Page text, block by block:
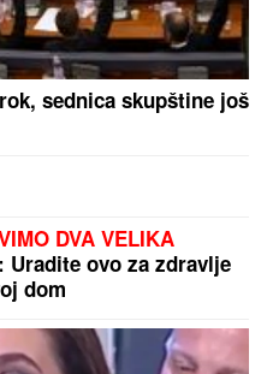
sednica skupštine još
DVA VELIKA
Uradite ovo za zdravlje
dom